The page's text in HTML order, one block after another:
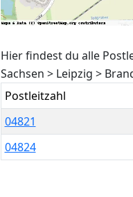
Hier findest du alle
Sachsen > Leipzig >
Postleitzahl
04821
04824